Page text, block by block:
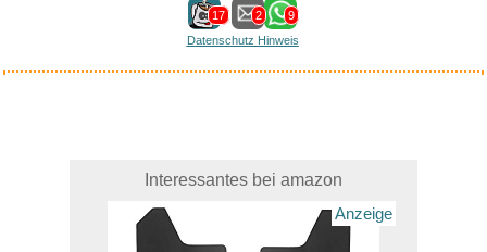
17 2
9
Datenschutz Hinweis
Interessantes bei amazon
Anzeige